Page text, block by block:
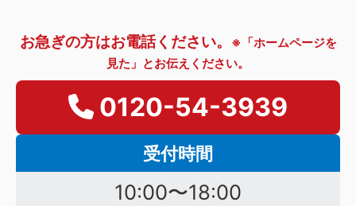
お急ぎの方はお電話ください。
※「ホームページを
見た」とお伝えください。
0120-54-3939
受付時間
10:00〜18:00